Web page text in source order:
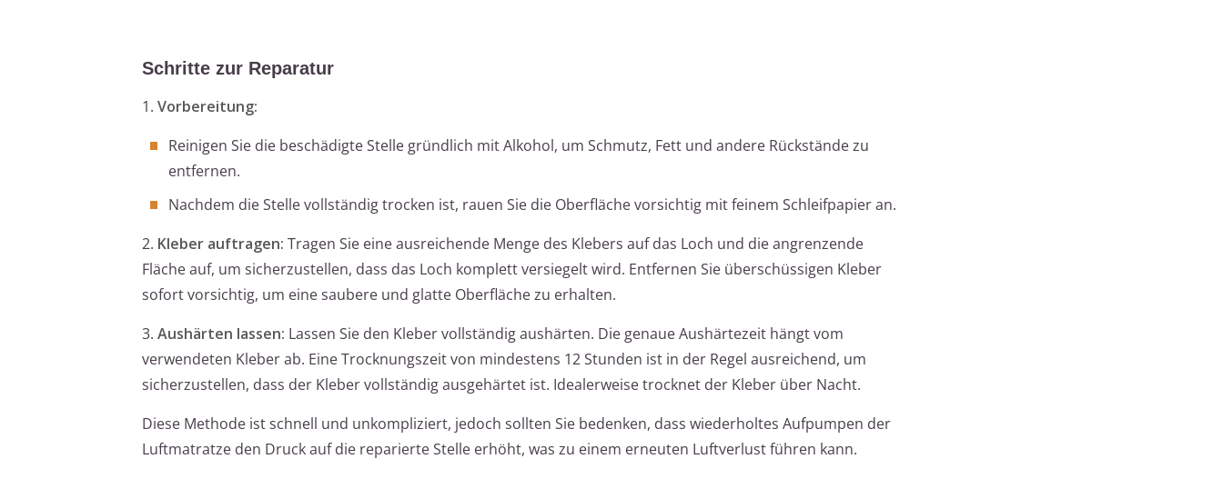
Schritte zur Reparatur
1. Vorbereitung:
Reinigen Sie die beschädigte Stelle gründlich mit Alkohol, um Schmutz, Fett und andere Rückstände zu
entfernen.
Nachdem die Stelle vollständig trocken ist, rauen Sie die Oberfläche vorsichtig mit feinem Schleifpapier an.
2. Kleber auftragen: Tragen Sie eine ausreichende Menge des Klebers auf das Loch und die angrenzende
Fläche auf, um sicherzustellen, dass das Loch komplett versiegelt wird. Entfernen Sie überschüssigen Kleber
sofort vorsichtig, um eine saubere und glatte Oberfläche zu erhalten.
3. Aushärten lassen: Lassen Sie den Kleber vollständig aushärten. Die genaue Aushärtezeit hängt vom
verwendeten Kleber ab. Eine Trocknungszeit von mindestens 12 Stunden ist in der Regel ausreichend, um
sicherzustellen, dass der Kleber vollständig ausgehärtet ist. Idealerweise trocknet der Kleber über Nacht.
Diese Methode ist schnell und unkompliziert, jedoch sollten Sie bedenken, dass wiederholtes Aufpumpen der
Luftmatratze den Druck auf die reparierte Stelle erhöht, was zu einem erneuten Luftverlust führen kann.